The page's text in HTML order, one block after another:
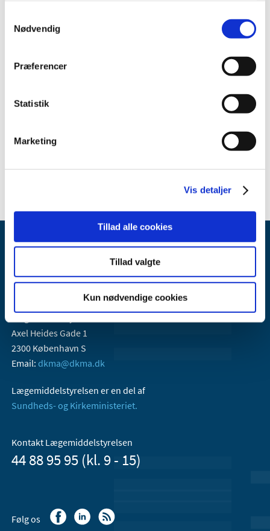
Nødvendig
Præferencer
Statistik
Marketing
Vis detaljer
Tillad alle cookies
Tillad valgte
Kun nødvendige cookies
2021 (115)
november (3)
september (5)
juli (3)
maj (1)
Axel Heides Gade 1
2300 København S
Email: dkma@dkma.dk
Lægemiddelstyrelsen er en del af
Sundheds- og Kirkeministeriet.
Kontakt Lægemiddelstyrelsen
44 88 95 95 (kl. 9 - 15)
Følg os